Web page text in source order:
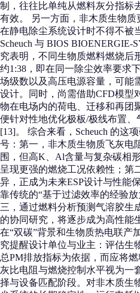
制，往往比单纯从燃料灰分指标
有效。 另一方面，非木质生物
在静电除尘系统设计时不得不被
Scheuch 与 BIOS BIOENERGIE-
究表明，不同生物质燃料燃烧后
约1:38，即在同一除尘效率要求
场级数以及高压电源容量，可能
设计。同时，尚需借助CFD模型
物在电场内的荷电、迁移和再团
便针对性地优化极板/极线布置
[13]。 综合来看，Scheuch 的这
号：第一，非木质生物质飞灰电
围，但高K、Al含量与复杂碳相
呈现更强的燃烧工况依赖性；第
异，正成为未来ESP设计与性能
靠传统的“基于过滤效率的经验
三，通过燃料分析预测气溶胶生
的协同研究，将逐步成为高性能
在“双碳”背景和生物质热电联产
究提醒设计单位与业主：评估生
总PM排放指标为依据，而应将
灰比电阻与燃烧控制水平视为一
择与设备匹配阶段。对非木质生